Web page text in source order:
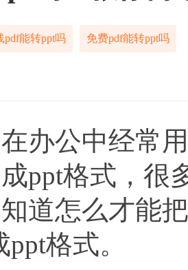
pdf能转ppt吗 免费pdf能转ppt吗
公中经常用
ppt格式，很
道怎么才能
格式。